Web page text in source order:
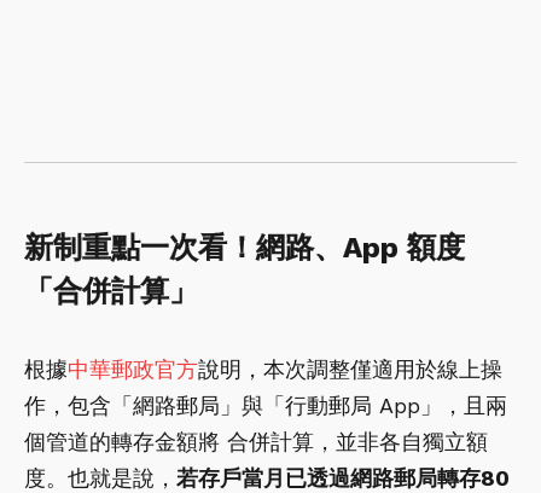
新制重點一次看！網路、App 額度
「合併計算」
根據中華郵政官方說明，本次調整僅適用於線上操
作，包含「網路郵局」與「行動郵局 App」，且兩
個管道的轉存金額將 合併計算，並非各自獨立額
度。也就是說， 若存戶當月已透過網路郵局轉存80